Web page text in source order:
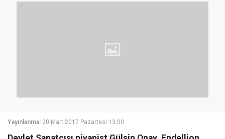
Yayınlanma: 20 Mart 2017 Pazartesi 13:00